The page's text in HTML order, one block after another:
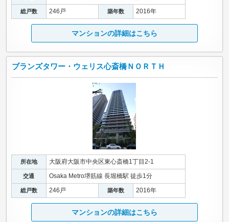
総戸数 246戸 築年数 2016年
マンションの詳細はこちら
ブランズタワー・ウェリス心斎橋ＮＯＲＴＨ
所在地 大阪府大阪市中央区東心斎橋1丁目2-1
交通 Osaka Metro堺筋線 長堀橋駅 徒歩1分
総戸数 246戸 築年数 2016年
マンションの詳細はこちら